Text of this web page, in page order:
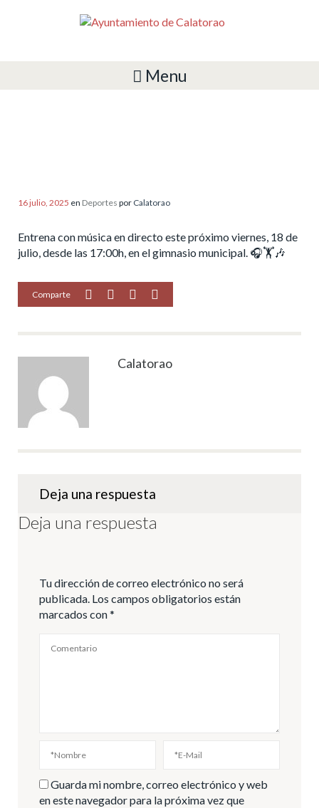
Menu
16 julio, 2025 en Deportes por Calatorao
Entrena con música en directo este próximo viernes, 18 de
julio, desde las 17:00h, en el gimnasio municipal. 🎧🏋️🎶
Comparte
Calatorao
Deja una respuesta
Deja una respuesta
Tu dirección de correo electrónico no será
publicada. Los campos obligatorios están
marcados con*
Guarda mi nombre, correo electrónico y web
en este navegador para la próxima vez que